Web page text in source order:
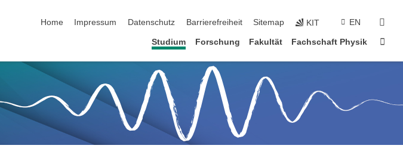
Home
Impressum Datenschutz Barrierefreiheit Sitemap KIT EN
Studium Forschung Fakultät Fachschaft Physik